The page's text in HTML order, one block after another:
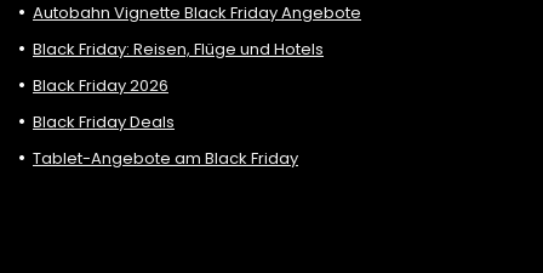
Autobahn Vignette Black Friday Angebote
Black Friday: Reisen, Flüge und Hotels
Black Friday 2026
Black Friday Deals
Tablet-Angebote am Black Friday